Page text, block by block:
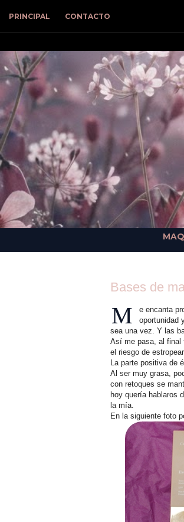
PRINCIPAL CONTACTO
Bases de
M
e encanta
oportunidad
sea una vez. Y las
Así me pasa, al final
el riesgo de
La parte positiva de
Al ser muy grasa,
con retoques se
hoy quería hablaros
la mía.
En la siguiente foto